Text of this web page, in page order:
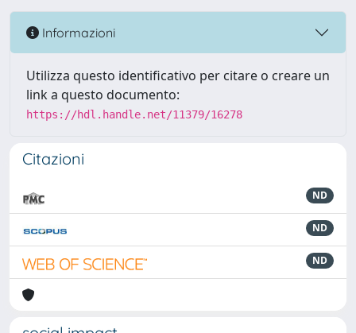
Informazioni
Utilizza questo identificativo per citare o creare un
link a questo documento:
https://hdl.handle.net/11379/16278
Citazioni
ND
ND
ND